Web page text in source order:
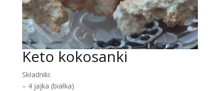
Keto kokosanki
Składniki:
– 4 jajka (białka)